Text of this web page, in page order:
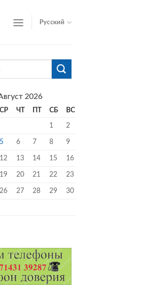
Русский
2026
СР ЧТ ПТ СБ ВС
1 2
5 6 7 8 9
12 13 14 15 16
19 20 21 22 23
26 27 28 29 30